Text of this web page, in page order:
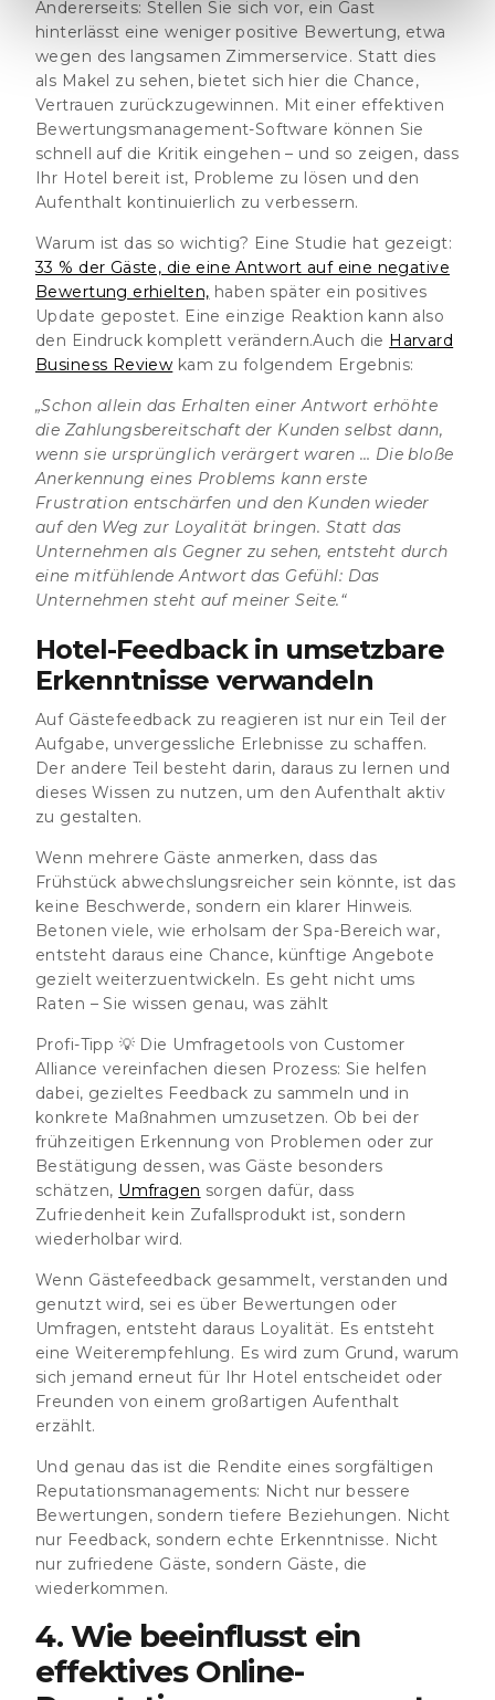
Andererseits: Stellen Sie sich vor, ein Gast
hinterlässt eine weniger positive Bewertung, etwa
wegen des langsamen Zimmerservice. Statt dies
als Makel zu sehen, bietet sich hier die Chance,
Vertrauen zurückzugewinnen. Mit einer effektiven
Bewertungsmanagement-Software können Sie
schnell auf die Kritik eingehen – und so zeigen, dass
Ihr Hotel bereit ist, Probleme zu lösen und den
Aufenthalt kontinuierlich zu verbessern.
Warum ist das so wichtig? Eine Studie hat gezeigt:
33 % der Gäste, die eine Antwort auf eine negative
Bewertung erhielten, haben später ein positives
Update gepostet. Eine einzige Reaktion kann also
den Eindruck komplett verändern.Auch die Harvard
Business Review kam zu folgendem Ergebnis:
„Schon allein das Erhalten einer Antwort erhöhte
die Zahlungsbereitschaft der Kunden selbst dann,
wenn sie ursprünglich verärgert waren … Die bloße
Anerkennung eines Problems kann erste
Frustration entschärfen und den Kunden wieder
auf den Weg zur Loyalität bringen. Statt das
Unternehmen als Gegner zu sehen, entsteht durch
eine mitfühlende Antwort das Gefühl: Das
Unternehmen steht auf meiner Seite.“
Hotel-Feedback in umsetzbare
Erkenntnisse verwandeln
Auf Gästefeedback zu reagieren ist nur ein Teil der
Aufgabe, unvergessliche Erlebnisse zu schaffen.
Der andere Teil besteht darin, daraus zu lernen und
dieses Wissen zu nutzen, um den Aufenthalt aktiv
zu gestalten.
Wenn mehrere Gäste anmerken, dass das
Frühstück abwechslungsreicher sein könnte, ist das
keine Beschwerde, sondern ein klarer Hinweis.
Betonen viele, wie erholsam der Spa-Bereich war,
entsteht daraus eine Chance, künftige Angebote
gezielt weiterzuentwickeln. Es geht nicht ums
Raten – Sie wissen genau, was zählt
Profi-Tipp 💡 Die Umfragetools von Customer
Alliance vereinfachen diesen Prozess: Sie helfen
dabei, gezieltes Feedback zu sammeln und in
konkrete Maßnahmen umzusetzen. Ob bei der
frühzeitigen Erkennung von Problemen oder zur
Bestätigung dessen, was Gäste besonders
schätzen, Umfragen sorgen dafür, dass
Zufriedenheit kein Zufallsprodukt ist, sondern
wiederholbar wird.
Wenn Gästefeedback gesammelt, verstanden und
genutzt wird, sei es über Bewertungen oder
Umfragen, entsteht daraus Loyalität. Es entsteht
eineWeiterempfehlung. Es wird zum Grund, warum
sich jemand erneut für Ihr Hotel entscheidet oder
Freunden von einem großartigen Aufenthalt
erzählt.
Und genau das ist die Rendite eines sorgfältigen
Reputationsmanagements: Nicht nur bessere
Bewertungen, sondern tiefere Beziehungen. Nicht
nur Feedback, sondern echte Erkenntnisse. Nicht
nur zufriedene Gäste, sondern Gäste, die
wiederkommen.
4. Wie beeinflusst ein
effektives Online-